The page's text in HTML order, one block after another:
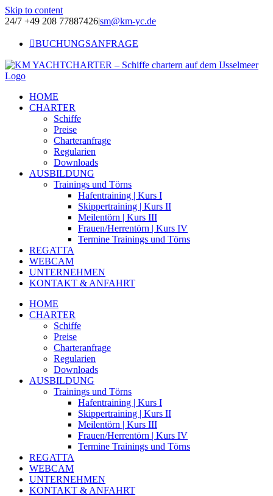
Skip to content
24/7 +49 208 77887426|sm@km-yc.de
BUCHUNGSANFRAGE
HOME
CHARTER
Schiffe
Preise
Charteranfrage
Regularien
Downloads
AUSBILDUNG
Trainings und Törns
Hafentraining | Kurs I
Skippertraining | Kurs II
Meilentörn | Kurs III
Frauen/Herrentörn | Kurs IV
Termine Trainings und Törns
REGATTA
WEBCAM
UNTERNEHMEN
KONTAKT & ANFAHRT
HOME
CHARTER
Schiffe
Preise
Charteranfrage
Regularien
Downloads
AUSBILDUNG
Trainings und Törns
Hafentraining | Kurs I
Skippertraining | Kurs II
Meilentörn | Kurs III
Frauen/Herrentörn | Kurs IV
Termine Trainings und Törns
REGATTA
WEBCAM
UNTERNEHMEN
KONTAKT & ANFAHRT